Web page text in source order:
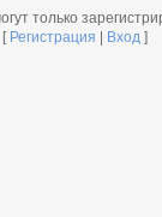
только
[ Регистрация Вход]